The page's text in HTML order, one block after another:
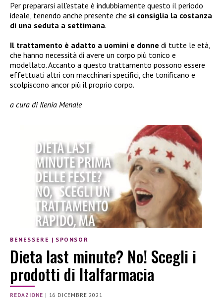
Per prepararsi all’estate è indubbiamente questo il periodo
ideale, tenendo anche presente che si consiglia la costanza
di una seduta a settimana.
Il trattamento è adatto a uomini e donne di tutte le età,
che hanno necessità di avere un corpo più tonico e
modellato. Accanto a questo trattamento possono essere
effettuati altri con macchinari specifici, che tonificano e
scolpiscono ancor più il proprio corpo.
a cura di Ilenia Menale
BENESSERE | SPONSOR
Dieta last minute? No! Scegli i
prodotti di Italfarmacia
REDAZIONE | 16 DICEMBRE 2021